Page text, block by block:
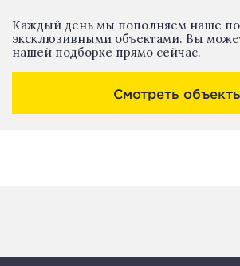
Каждый день мы пополняем наше
эксклюзивными объектами. Вы
нашей подборке прямо сейчас.
Смотреть